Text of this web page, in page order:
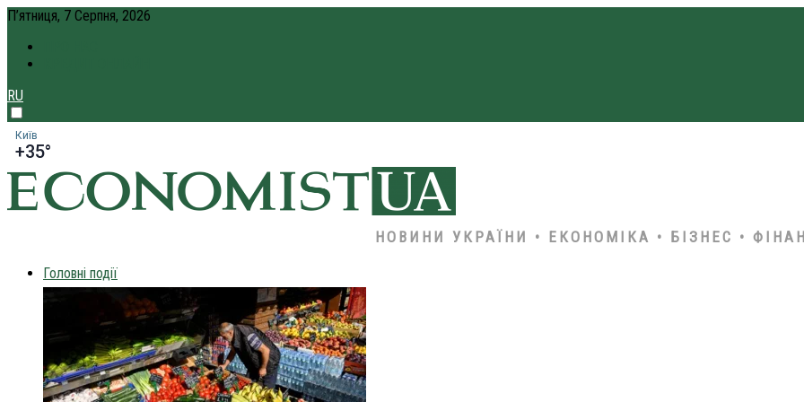
П’ятниця, 7 Серпня, 2026
RU
Київ
+35°
НОВИНИ УКРАЇНИ • ЕКОНОМІКА • БІЗНЕС •
Головні події